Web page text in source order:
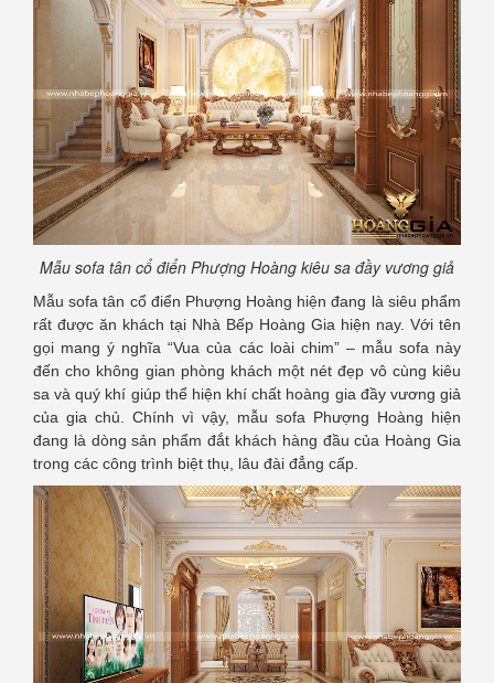
Mẫu sofa tân cổ điển Phượng Hoàng kiêu sa đầy vương giả
Mẫu sofa tân cổ điển Phượng Hoàng hiện đang là siêu phẩm
rất được ăn khách tại Nhà Bếp Hoàng Gia hiện nay. Với tên
gọi mang ý nghĩa “Vua của các loài chim” – mẫu sofa này
đến cho không gian phòng khách một nét đẹp vô cùng kiêu
sa và quý khí giúp thể hiện khí chất hoàng gia đầy vương giả
của gia chủ. Chính vì vậy, mẫu sofa Phượng Hoàng hiện
đang là dòng sản phẩm đắt khách hàng đầu của Hoàng Gia
trong các công trình biệt thụ, lâu đài đẳng cấp.